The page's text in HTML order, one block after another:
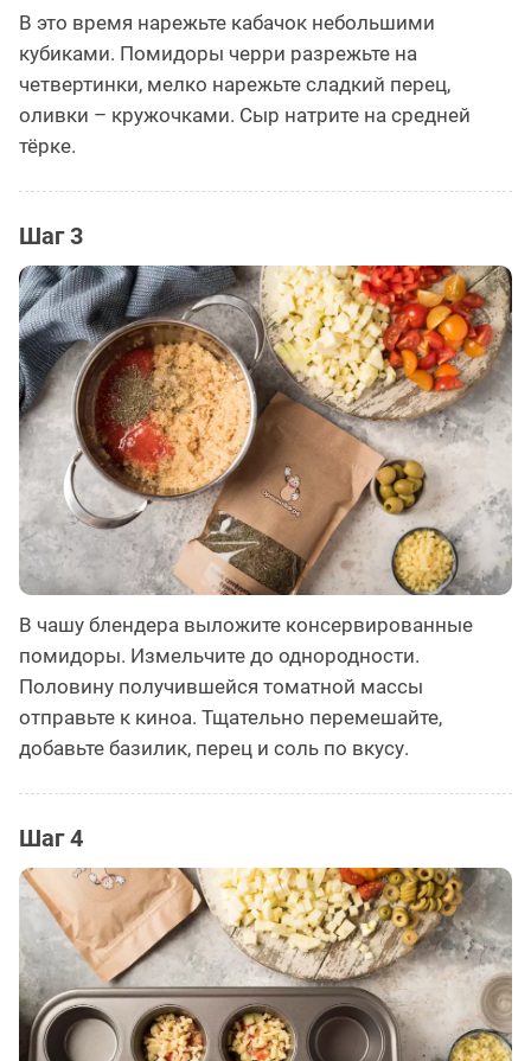
В это время нарежьте кабачок небольшими
кубиками. Помидоры черри разрежьте на
четвертинки, мелко нарежьте сладкий перец,
оливки – кружочками. Сыр натрите на средней
тёрке.
Шаг 3
В чашу блендера выложите консервированные
помидоры. Измельчите до однородности.
Половину получившейся томатной массы
отправьте к киноа. Тщательно перемешайте,
добавьте базилик, перец и соль по вкусу.
Шаг 4